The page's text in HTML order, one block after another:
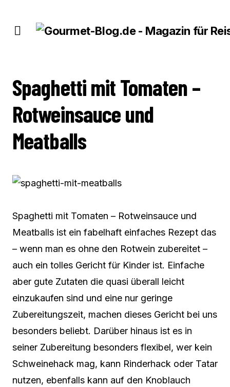
Spaghetti mit Tomaten –
Rotweinsauce und
Meatballs
Spaghetti mit Tomaten – Rotweinsauce und
Meatballs ist ein fabelhaft einfaches Rezept das
– wenn man es ohne den Rotwein zubereitet –
auch ein tolles Gericht für Kinder ist. Einfache
aber gute Zutaten die quasi überall leicht
einzukaufen sind und eine nur geringe
Zubereitungszeit, machen dieses Gericht bei uns
besonders beliebt. Darüber hinaus ist es in
seiner Zubereitung besonders flexibel, wer kein
Schweinehack mag, kann Rinderhack oder Tatar
nutzen, ebenfalls kann auf den Knoblauch